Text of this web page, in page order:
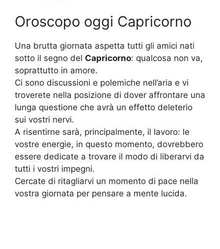
Oroscopo oggi Capricorno
Una brutta giornata aspetta tutti gli amici nati
sotto il segno del Capricorno: qualcosa non va,
soprattutto in amore.
Ci sono discussioni e polemiche nell’aria e vi
troverete nella posizione di dover affrontare una
lunga questione che avrà un effetto deleterio
sui vostri nervi.
A risentirne sarà, principalmente, il lavoro: le
vostre energie, in questo momento, dovrebbero
essere dedicate a trovare il modo di liberarvi da
tutti i vostri impegni.
Cercate di ritagliarvi un momento di pace nella
vostra giornata per pensare a mente lucida.